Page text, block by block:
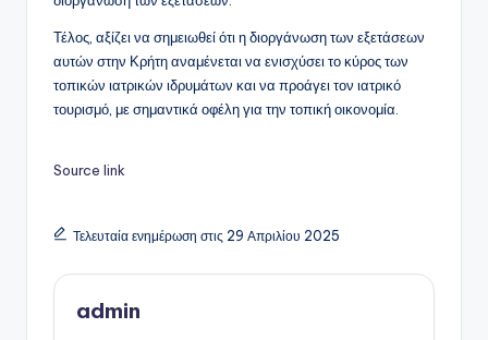
Τέλος, αξίζει να σημειωθεί ότι η διοργάνωση των εξετάσεων
αυτών στην Κρήτη αναμένεται να ενισχύσει το κύρος των
τοπικών ιατρικών ιδρυμάτων και να προάγει τον ιατρικό
τουρισμό, με σημαντικά οφέλη για την τοπική οικονομία.
Source link
Τελευταία ενημέρωση στις 29 Απριλίου 2025
admin